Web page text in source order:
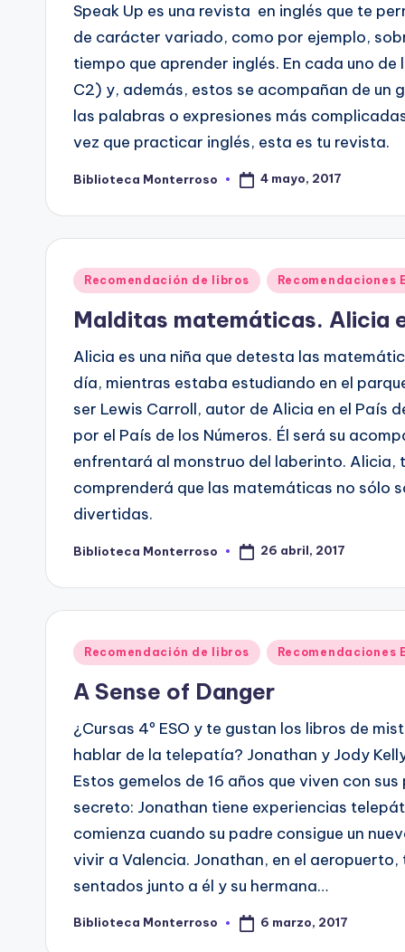
Speak Up es una revista en inglés que te
de carácter variado, como por ejemplo,
tiempo que aprender inglés. En cada uno
C2) y, además, estos se acompañan de un
las palabras o expresiones más
vez que practicar inglés, esta es tu revista.
Publicado
Biblioteca Monterroso 4 mayo, 2017
Publicado
Recomendación de libros Recomendaciones
Malditas matemáticas. Alicia
Alicia es una niña que detesta las
día, mientras estaba estudiando en el
ser Lewis Carroll, autor de Alicia en el País
por el País de los Números. Él será su
enfrentará al monstruo del laberinto.
comprenderá que las matemáticas no sólo
divertidas.
Publicado
Biblioteca Monterroso 26 abril, 2017
Publicado
Recomendación de libros Recomendaciones
A Sense of Danger
¿Cursas 4º ESO y te gustan los libros de
hablar de la telepatía? Jonathan y Jody
Estos gemelos de 16 años que viven con
secreto: Jonathan tiene experiencias
comienza cuando su padre consigue un
vivir a Valencia. Jonathan, en el
sentados junto a él y su hermana…
Publicado
Biblioteca Monterroso 6 marzo, 2017